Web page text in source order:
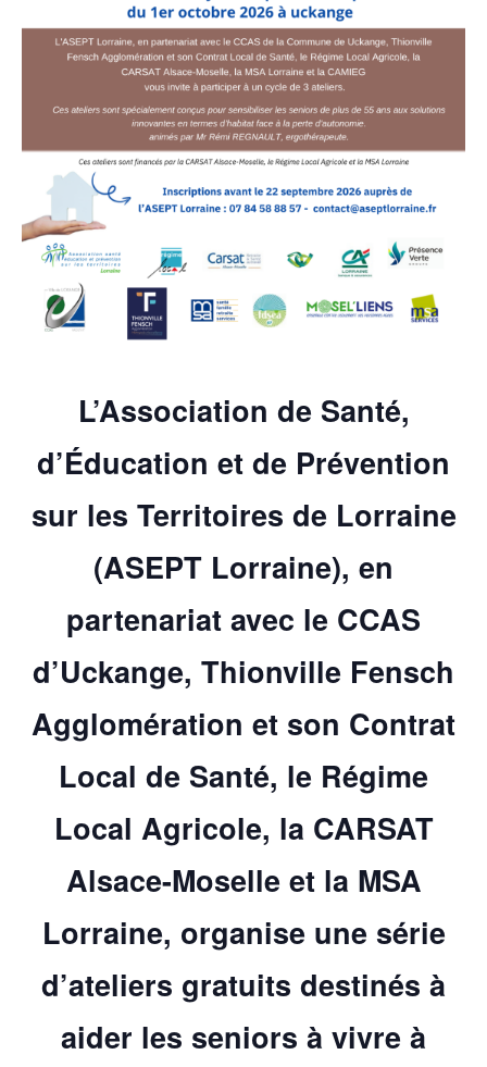
L’Association de Santé,
d’Éducation et de Prévention
sur les Territoires de Lorraine
(ASEPT Lorraine), en
partenariat avec le CCAS
d’Uckange, Thionville Fensch
Agglomération et son Contrat
Local de Santé, le Régime
Local Agricole, la CARSAT
Alsace-Moselle et la MSA
Lorraine, organise une série
d’ateliers gratuits destinés à
aider les seniors à vivre à